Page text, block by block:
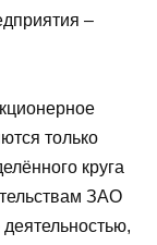
–
только
круга
ЗАО